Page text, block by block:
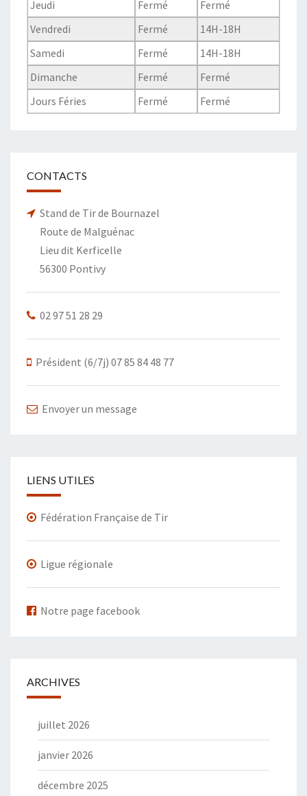
Jeudi Fermé
Fermé
Vendredi
Fermé
14H-18H
Samedi
Fermé
14H-18H
Dimanche
Fermé
Fermé
Jours Féries
Fermé Fermé
CONTACTS
Stand de Tir de Bournazel
Route de Malguénac
Lieu dit Kerficelle
56300 Pontivy
02 97 51 28 29
Président (6/7j) 07 85 84 48 77
Envoyer un message
LIENS UTILES
Fédération Française de Tir
Ligue régionale
Notre page facebook
ARCHIVES
juillet 2026
janvier 2026
décembre 2025